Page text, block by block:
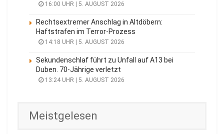
16:00 UHR | 5. AUGUST 2026
Rechtsextremer Anschlag in Altdöbern:
Haftstrafen im Terror-Prozess
14:18 UHR | 5. AUGUST 2026
Sekundenschlaf führt zu Unfall auf A13 bei
Duben. 70-Jährige verletzt
13:24 UHR | 5. AUGUST 2026
Meistgelesen